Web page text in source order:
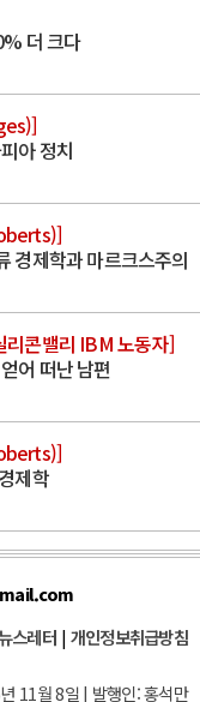
더 크다
아 정치
경제학과 마르크스주의
리콘밸리 IBM 노동자]
어 떠난 남편
제학
스레터| 개인정보취급방침
11월 8일 | 발행인: 홍석만